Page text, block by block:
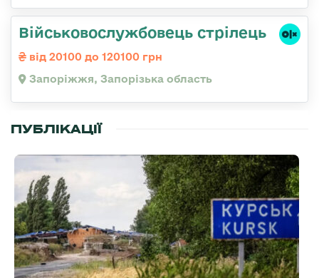
Військовослужбовець стрілець
від 20100 до 120100 грн
Запоріжжя, Запорізька область
ПУБЛІКАЦІЇ